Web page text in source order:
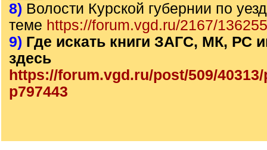
8) Волости Курской губернии по
теме https://forum.vgd.ru/2167/
9) Где искать книги ЗАГС, МК, РС
здесь
https://forum.vgd.ru/post/509/
p797443